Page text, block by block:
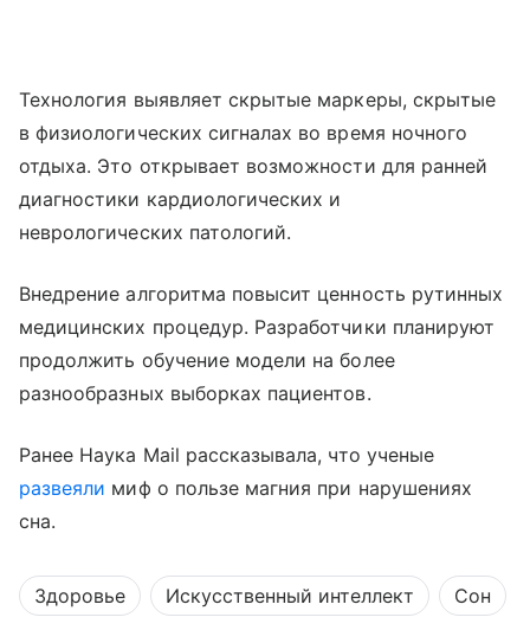
Технология выявляет скрытые маркеры, скрытые
в физиологических сигналах во время ночного
отдыха. Это открывает возможности для ранней
диагностики кардиологических и
неврологических патологий.
Внедрение алгоритма повысит ценность рутинных
медицинских процедур. Разработчики планируют
продолжить обучение модели на более
разнообразных выборках пациентов.
Ранее Наука Mail рассказывала, что ученые
развеяли миф о пользе магния при нарушениях
сна.
Здоровье Искусственный интеллект Сон